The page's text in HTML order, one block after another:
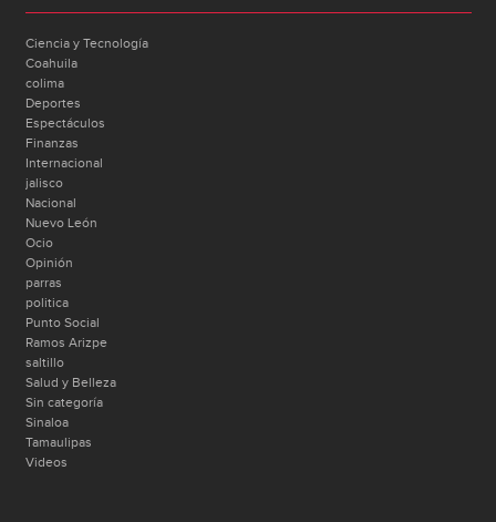
Ciencia y Tecnología
Coahuila
colima
Deportes
Espectáculos
Finanzas
Internacional
jalisco
Nacional
Nuevo León
Ocio
Opinión
parras
politica
Punto Social
Ramos Arizpe
saltillo
Salud y Belleza
Sin categoría
Sinaloa
Tamaulipas
Videos